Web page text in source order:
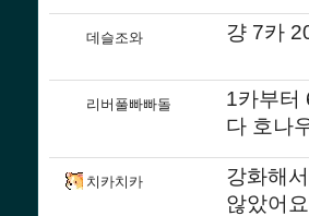
데슬조와 걍 7카
리버풀빠빠돌
1카부터
다 호나
치카치카
강화해
않았어요